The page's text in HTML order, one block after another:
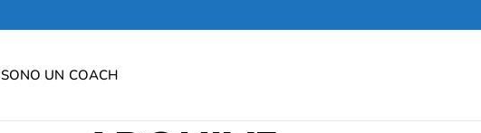
SONO UN COACH